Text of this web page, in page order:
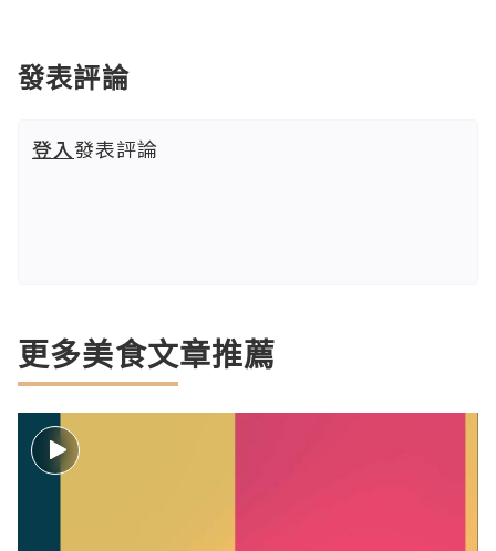
發表評論
登入發表評論
更多美食文章推薦